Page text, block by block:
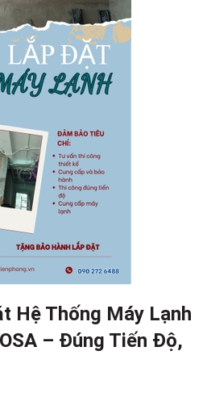
Hệ Thống Máy Lạnh
– Đúng Tiến Độ,